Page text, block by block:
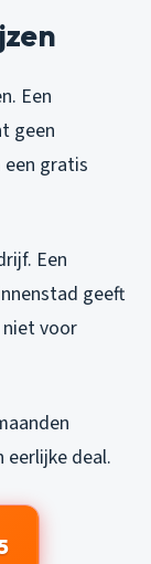
Een
geen
gratis
Een
geeft
niet voor
eerlijke deal.